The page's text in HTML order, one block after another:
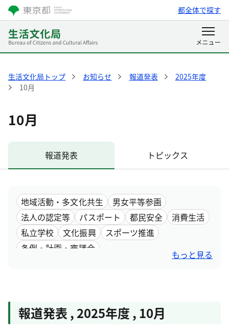
都全体で探す
生活文化局トップ お知らせ 報道発表
2025年度
10月
10月
報道発表 トピックス
地域活動・多文化共生
男女平等参画
法人の認定等
パスポート 都民安全
消費生活
私立学校
文化振興
スポーツ推進
条例・計画・審議会
もっと見る
報道発表 , 2025年度 , 10月